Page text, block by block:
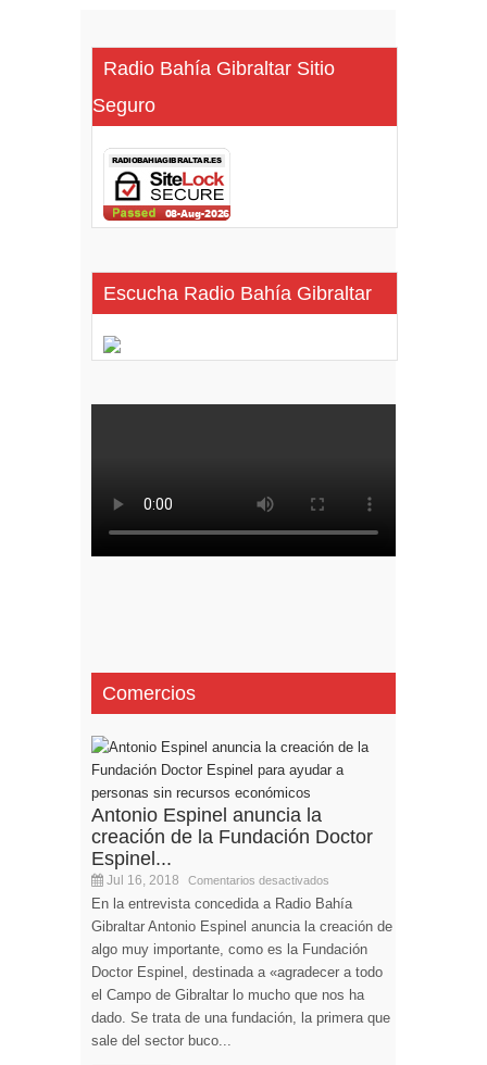
Radio Bahía Gibraltar Sitio
Seguro
Escucha Radio Bahía Gibraltar
Comercios
Antonio Espinel anuncia la
creación de la Fundación Doctor
Espinel...
Jul 16, 2018 Comentarios desactivados
En la entrevista concedida a Radio Bahía
Gibraltar Antonio Espinel anuncia la creación de
algo muy importante, como es la Fundación
Doctor Espinel, destinada a «agradecer a todo
el Campo de Gibraltar lo mucho que nos ha
dado. Se trata de una fundación, la primera que
sale del sector buco...